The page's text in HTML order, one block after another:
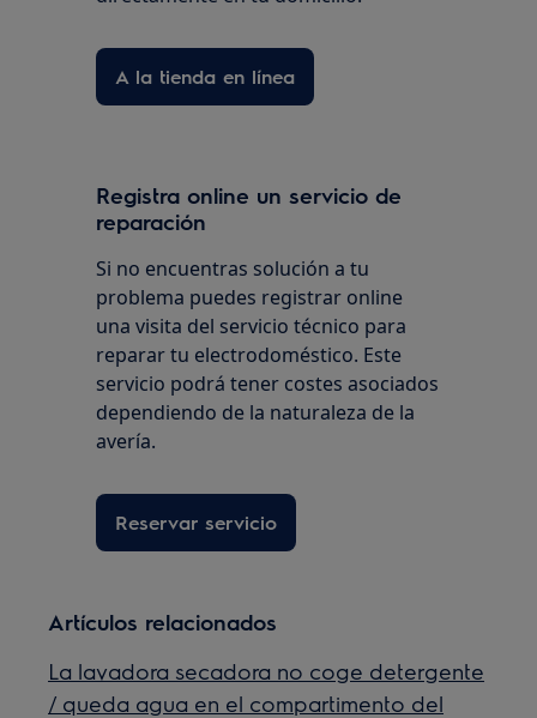
A la tienda en línea
Registra online un servicio de
reparación
Si no encuentras solución a tu
problema puedes registrar online
una visita del servicio técnico para
reparar tu electrodoméstico. Este
servicio podrá tener costes asociados
dependiendo de la naturaleza de la
avería.
Reservar servicio
Artículos relacionados
La lavadora secadora no coge detergente
/ queda agua en el compartimento del